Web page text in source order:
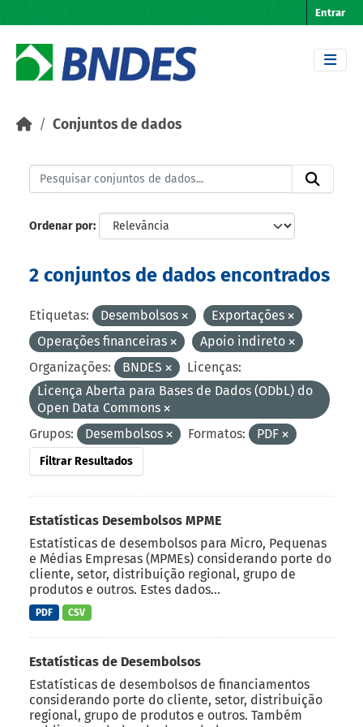
Entrar
Conjuntos de dados
Ordenar por
2 conjuntos de dados encontrados
Etiquetas: Desembolsos
Exportações
Operações financeiras
Apoio indireto
Organizações:
BNDES
Licenças:
Licença Aberta para Bases de Dados (ODbL) do
Open Data Commons
Grupos:
Desembolsos Formatos: PDF
Filtrar Resultados
Estatísticas Desembolsos MPME
Estatísticas de desembolsos para Micro, Pequenas
e Médias Empresas (MPMEs) considerando porte do
cliente, setor, distribuição regional, grupo de
produtos e outros. Estes dados...
PDF CSV
Estatísticas de Desembolsos
Estatísticas de desembolsos de financiamentos
considerando porte do cliente, setor, distribuição
regional, grupo de produtos e outros. Também